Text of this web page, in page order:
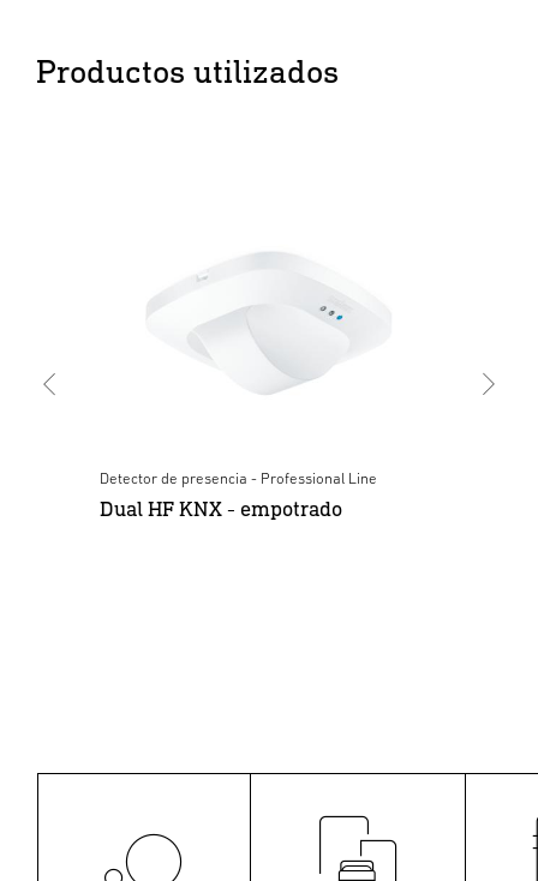
Productos utilizados
Detector de presencia - Professional Line
Dual HF KNX - empotrado